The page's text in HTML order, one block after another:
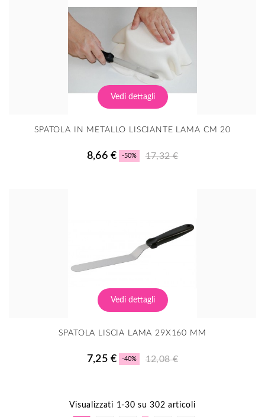
Vedi dettagli
SPATOLA IN METALLO LISCIANTE LAMA CM 20
8,66 € -50% 17,32 €
Vedi dettagli
SPATOLA LISCIA LAMA 29X160 MM
7,25 € -40% 12,08 €
Visualizzati 1-30 su 302 articoli